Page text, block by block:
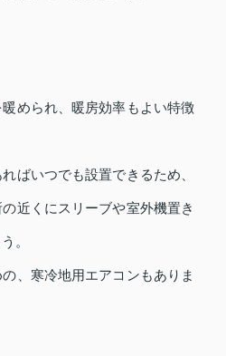
められ、暖房効率もよい特徴
ばいつでも設置できるため、
近くにスリーブや室外機置き
。
、寒冷地用エアコンもありま